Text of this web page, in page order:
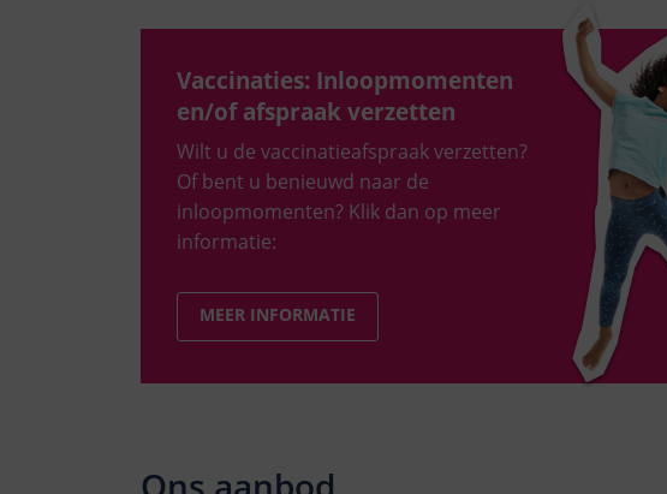
Vaccinaties: Inloopmomenten
en/of afspraak verzetten
Wilt u de vaccinatieafspraak verzetten?
Of bent u benieuwd naar de
inloopmomenten? Klik dan op meer
informatie:
MEER INFORMATIE